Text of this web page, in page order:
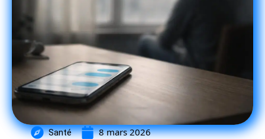
Santé 8 mars 2026